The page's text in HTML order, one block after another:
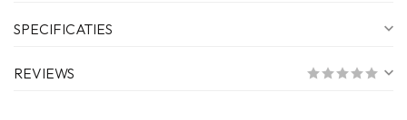
SPECIFICATIES
REVIEWS